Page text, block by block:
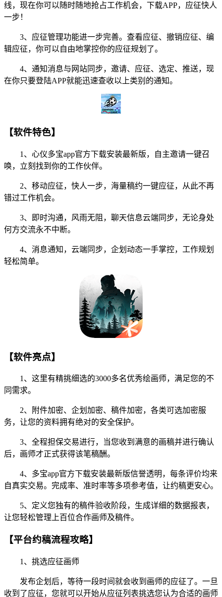
线，现在你可以随时随地抢占工作机会，下载APP，应征快人
一步！
3、应征管理功能进一步完善。查看应征、撤销应征、编
辑应征，你可以自由地掌控你的应征规划了。
4、通知消息与网站同步，邀请、应征、选定、推送，现
在你只要登陆APP就能迅速查收以上类别的通知。
【软件特色】
1、心仪多宝app官方下载安装最新版，自主邀请一键召
唤，立刻找到你的工作伙伴。
2、移动应征，快人一步，海量稿约一键应征，从此不再
错过工作机会。
3、即时沟通，风雨无阻，聊天信息云端同步，无论身处
何方交流永不中断。
4、消息通知，云端同步，企划动态一手掌控，工作规划
轻松简单。
【软件亮点】
1、这里有精挑细选的3000多名优秀绘画师，满足您的不
同需求。
2、附件加密、企划加密、稿件加密，各类可选加密服
务，让您的资料拥有绝对的安全保护。
3、全程担保交易进行，当您收到满意的画稿并进行确认
后，画师才正式获得该笔稿酬。
4、多宝app官方下载安装最新版信誉透明，每条评价均来
自真实交易。完成率、准时率等多项参考值，让约稿更安心。
5、定义您独有的稿件验收阶段，生成详细的数据报表，
让您轻松管理上百位合作画师及稿件。
【平台约稿流程攻略】
1、挑选应征画师
发布企划后，等待一段时间就会收到画师的应征了。一旦
收到了应征，您就可以开始从应征列表挑选您认为合适的画师